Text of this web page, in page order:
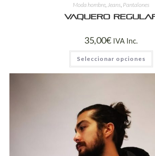
Moda hombre, Jeans Pantalones
Vaquero
35,00€ IVA Inc.
Seleccionar opciones